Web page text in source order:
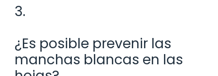
3.
¿Es posible prevenir las
manchas blancas en las